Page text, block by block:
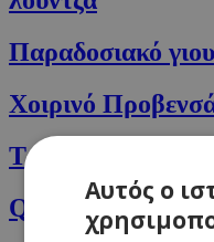
Παραδοσιακό
Χοιρινό
Τρούφες με
Quesadillas με
Αυτός ο